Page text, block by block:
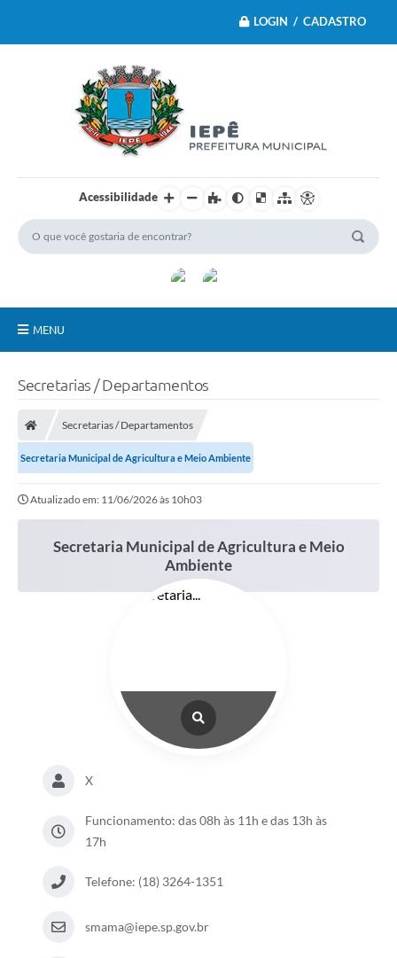
LOGIN / CADASTRO
Acessibilidade
MENU
Serviços Públicos
Contato
Questionário de Mapeamento Cultural
Veículos paralisados
Coleta de Sugestões
Legislação
Ouvidoria
Secretarias / Departamentos
Secretarias / Departamentos
Secretaria Municipal de Agricultura e Meio Ambiente
Atualizado em: 11/06/2026 às 10h03
Secretaria Municipal de Agricultura e Meio
Ambiente
X
Funcionamento: das 08h às 11h e das 13h às
17h
Telefone: (18) 3264-1351
smama@iepe.sp.gov.br